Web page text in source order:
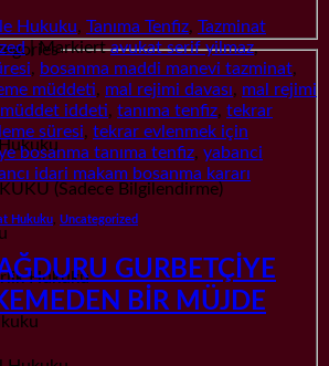
(Sadece Bilgilendirme)
Hukuku
Hukuku, Tanıma Tenfiz, Tazminat
|Markiertavukat serif yilmaz,
, bosanma maddi manevi tazminat,
müddeti, mal rejimi davası, mal rejimi
müddet iddeti, tanıma tenfiz, tekrar
süresi, tekrar evlenmek için
bosanma tanıma tenfiz, yabanci
idari makam bosanma kararı
Hukuku Uncategorized
GURBETÇİYE
BİR MÜJDE